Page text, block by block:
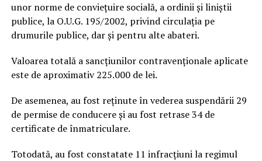
unor norme de convieţuire socială, a ordinii şi liniştii
publice, la O.U.G. 195/2002, privind circulația pe
drumurile publice, dar și pentru alte abateri.
Valoarea totală a sancțiunilor contravenționale aplicate
este de aproximativ 225.000 de lei.
De asemenea, au fost reținute în vederea suspendării 29
de permise de conducere și au fost retrase 34 de
certificate de înmatriculare.
Totodată, au fost constatate 11 infracțiuni la regimul